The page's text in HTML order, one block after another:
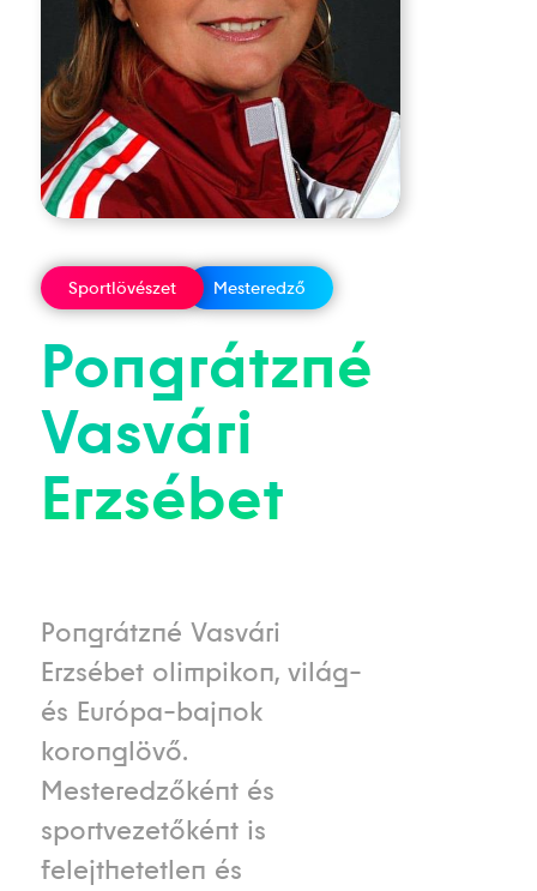
Sportlövészet Mesteredző
Pongrátzné
Vasvári
Erzsébet
Pongrátzné Vasvári
Erzsébet olimpikon, világ-
és Európa-bajnok
koronglövő.
Mesteredzőként és
sportvezetőként is
felejthetetlen és